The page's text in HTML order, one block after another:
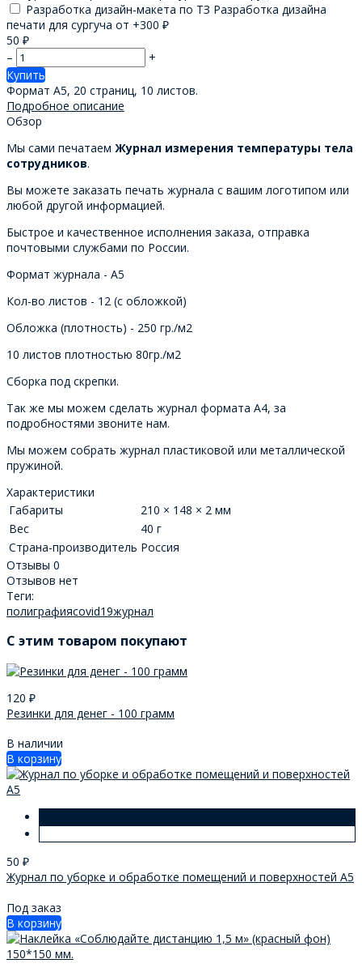
Разработка дизайн-макета по ТЗ Разработка дизайна
печати для сургуча от +300 ₽
50 ₽
–
+
Купить
Формат А5, 20 страниц, 10 листов.
Подробное описание
Обзор
Мы сами печатаем Журнал измерения температуры тела
сотрудников.
Вы можете заказать печать журнала с вашим логотипом или
любой другой информацией.
Быстрое и качественное исполнения заказа, отправка
почтовыми службами по России.
Формат журнала - А5
Кол-во листов - 12 (с обложкой)
Обложка (плотность) - 250 гр./м2
10 листов плотностью 80гр./м2
Сборка под скрепки.
Так же мы можем сделать журнал формата А4, за
подробностями звоните нам.
Мы можем собрать журнал пластиковой или металлической
пружиной.
Характеристики
Габариты
210 × 148 × 2 мм
Вес
40 г
Страна-производитель Россия
Отзывы 0
Отзывов нет
Теги:
полиграфияcovid19журнал
C этим товаром покупают
120 ₽
Резинки для денег - 100 грамм
В наличии
В корзину
50 ₽
Журнал по уборке и обработке помещений и поверхностей А5
Под заказ
В корзину